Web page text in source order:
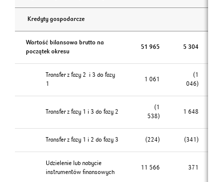
Kredyty gospodarcze
Wartość bilansowa brutto na
początek okresu
51 965 5 304
Transfer z fazy 2 i 3 do fazy
1
1 061
(1
046)
Transfer z fazy 1 i 3 do fazy 2
(1
538)
1 648
Transfer z fazy 1 i 2 do fazy 3 (224) (341)
Udzielenie lub nabycie
instrumentów finansowych
11 566 371